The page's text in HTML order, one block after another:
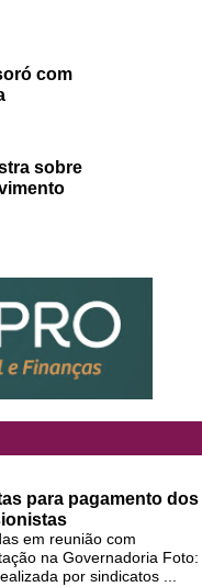
com
sobre
para pagamento dos
em reunião com
na Governadoria Foto:
por sindicatos ...